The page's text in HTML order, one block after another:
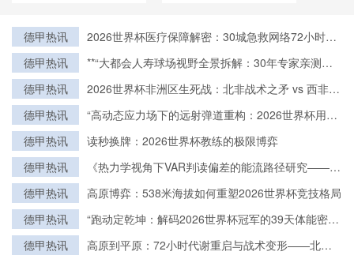
德甲热讯
2026世界杯医疗保障解密：30城急救网络72小时全
德甲热讯
**“大都会人寿球场视野全景拆解：30年专家亲测的
德甲热讯
2026世界杯非洲区生死战：北非战术之矛 vs 西非力
德甲热讯
“高动态应力场下的远射弹道重构：2026世界杯用球
德甲热讯
读秒换牌：2026世界杯教练的极限博弈
德甲热讯
《热力学视角下VAR判读偏差的能流路径研究——基
德甲热讯
高原博弈：538米海拔如何重塑2026世界杯竞技格局
德甲热讯
“跑动定乾坤：解码2026世界杯冠军的39天体能密
德甲热讯
高原到平原：72小时代谢重启与战术变形——北美